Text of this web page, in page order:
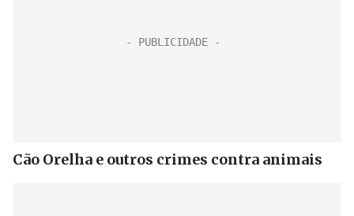
Cão Orelha e outros crimes contra animais